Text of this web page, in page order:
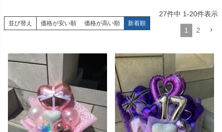
並び替え 価格が安い順 価格が高い順 新着順
27件中 1-20件表示
1 2